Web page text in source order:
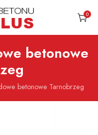
0
betonowe
betonowe Tarnobrzeg